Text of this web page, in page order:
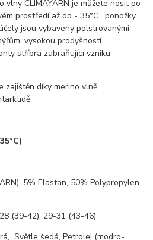
vlny CLIMAYARN je můžete nosit po
prostředí až do - 35°C. ponožky
jsou vybaveny polstrovanými
vysokou prodyšností
stříbra zabraňující vzniku
zajištěn díky merino vlně
5% Elastan, 50% Polypropylen
(39-42), 29-31 (43-46)
Světle šedá, Petrolej (modro-